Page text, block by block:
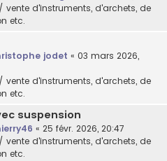
vente d'instruments, d'archets, de
etc.
jodet « 03 mars 2026,
vente d'instruments, d'archets, de
etc.
suspension
« 25 févr. 2026, 20:47
vente d'instruments, d'archets, de
etc.